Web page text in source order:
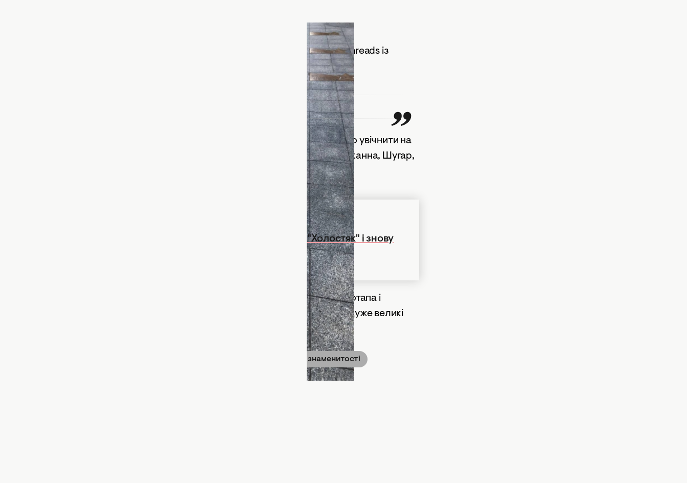
Потап іронічно прокоментував зникнення своєї зірки. Фото: ТаблоID
Після появи новини скандальний репер відреагував у своєму Threads із
Також Потап запропонував підписникам обговорити, кого варто увічнити на
місці видалених табличок. Серед варіантів, які він згадав, — Кажанна, Шугар,
Після розлучення з Каменських Потап захотів у "Холостяк" і знову
назвав пікантну причину розлученняПотапа і
Каменських. Кажуть, у цій історії замішані не лише почуття, а й дуже великі
знаменитості